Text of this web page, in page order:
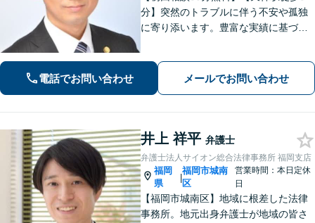
分】突然のトラブルに伴う不安や孤独
に寄り添います。豊富な実績に基づく
の相談から培った確かな交渉力であな
たを守り抜きます。【LINE予約可】
電話でお問い合わせ メールでお問い合わせ
井上 祥平 弁護士
弁護士法人サイオン総合法律事務所 福岡支店
福岡
県
|
福岡市城南
区
営業時間：本日定休
日
【福岡市城南区】地域に根差した法律
事務所。地元出身弁護士が地域の皆さ